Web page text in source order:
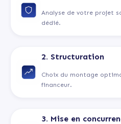
Analyse de votre projet
dédié.
2. Structuration
Choix du montage
financeur.
3. Mise en